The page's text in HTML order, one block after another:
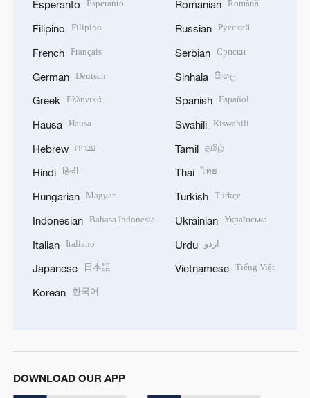
Esperanto Esperanto
Filipino Filipino
French Français
German Deutsch
Greek Ελληνικά
Hausa Hausa
Hebrew עברית
Hindi हिन्दी
Hungarian Magyar
Indonesian Bahasa Indonesia
Italian Italiano
Japanese 日本語
Korean 한국어
Romanian Română
Russian Русский
Serbian Српски
Sinhala සිංහල
Spanish Español
Swahili Kiswahili
Tamil தமிழ்
Thai ไทย
Turkish Türkçe
Ukrainian Українська
Urdu اردو
Vietnamese Tiếng Việt
DOWNLOAD OUR APP